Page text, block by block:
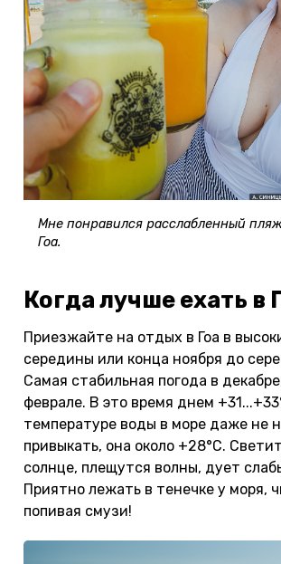
Мне понравился расслабленный
Гоа.
Когда лучше ехать в
Приезжайте на отдых в Гоа в
середины или конца ноября до
Самая стабильная погода в
феврале. В это время днем
температуре воды в море даже не
привыкать, она около +28°С.
солнце, плещутся волны, дует
Приятно лежать в тенечке у моря,
попивая смузи!